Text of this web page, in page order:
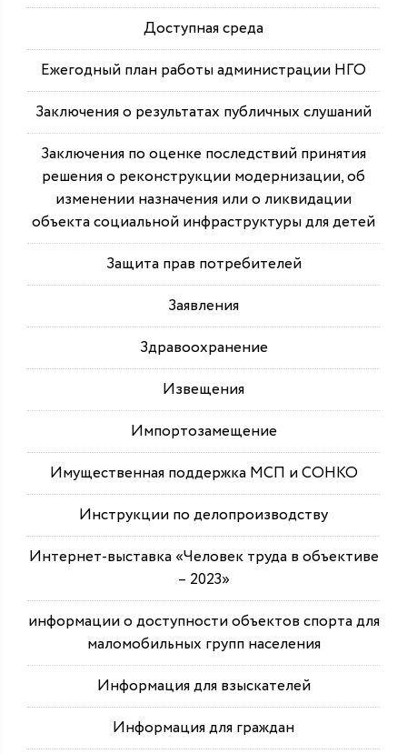
Доступная среда
Ежегодный план работы администрации НГО
Заключения о результатах публичных слушаний
Заключения по оценке последствий принятия
решения о реконструкции модернизации, об
изменении назначения или о ликвидации
объекта социальной инфраструктуры для детей
Защита прав потребителей
Заявления
Здравоохранение
Извещения
Импортозамещение
Имущественная поддержка МСП и СОНКО
Инструкции по делопроизводству
Интернет-выставка «Человек труда в объективе
– 2023»
информации о доступности объектов спорта для
маломобильных групп населения
Информация для взыскателей
Информация для граждан